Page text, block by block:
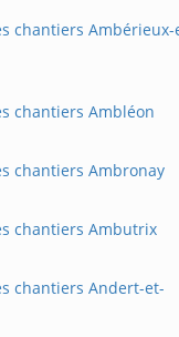
chantiers Ambérieux-
chantiers Ambléon
chantiers Ambronay
chantiers Ambutrix
chantiers Andert-et-